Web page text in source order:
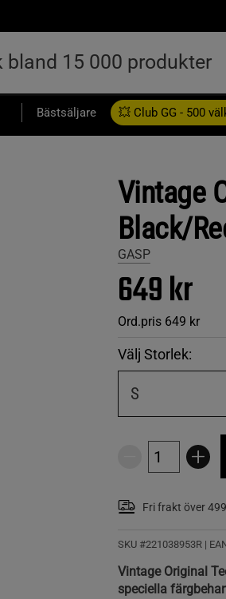
Bästsäljare 💥 Club GG - 500
Vintage
Black/
GASP
649 kr
Ord.pris 649 kr
Välj Storlek:
S
Fri frakt över
SKU #221038953R |
Vintage Original
speciella